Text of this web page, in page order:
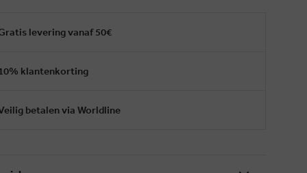
levering vanaf 50€
klantenkorting
betalen via Worldline